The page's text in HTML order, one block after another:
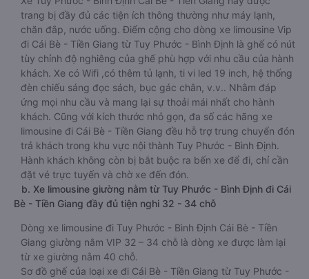
trang bị đầy đủ các tiện ích thông thường như máy lạnh,
chăn đắp, nước uống. Điểm cộng cho dòng xe limousine Vip
đi Cái Bè - Tiền Giang từ Tuy Phước - Bình Định là ghế có nút
tùy chỉnh độ nghiêng của ghế phù hợp với nhu cầu của hành
khách. Xe có Wifi ,có thêm tủ lạnh, ti vi led 19 inch, hệ thống
đèn chiếu sáng đọc sách, bục gác chân, v.v.. Nhằm đáp
ứng mọi nhu cầu và mang lại sự thoải mái nhất cho hành
khách. Cũng với kích thước nhỏ gọn, đa số các hãng xe
limousine đi Cái Bè - Tiền Giang đều hỗ trợ trung chuyển đón
trả khách trong khu vực nội thành Tuy Phước - Bình Định.
Hành khách không còn bị bắt buộc ra bến xe để đi, chỉ cần
đặt vé trực tuyến và chờ xe đến đón.
b. Xe limousine giường nằm từ Tuy Phước - Bình Định đi Cái
Bè - Tiền Giang đầy đủ tiện nghi 32 - 34 chỗ
Dòng xe limousine đi Tuy Phước - Bình Định Cái Bè - Tiền
Giang giường nằm VIP 32 – 34 chỗ là dòng xe được làm lại
từ xe giường nằm 40 chỗ.
Sơ đồ ghế của loại xe đi Cái Bè - Tiền Giang từ Tuy Phước -